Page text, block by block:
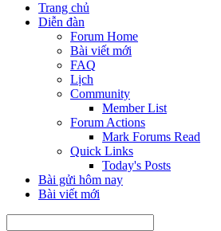
Trang chủ
Diễn đàn
Forum Home
Bài viết mới
FAQ
Lịch
Community
Member List
Forum Actions
Mark Forums Read
Quick Links
Today's Posts
Bài gửi hôm nay
Bài viết mới